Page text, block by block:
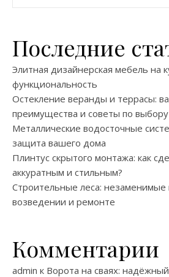
Последние
Элитная дизайнерская мебель на
функциональность
Остекление веранды и террасы:
преимущества и советы по выбору
Металлические водосточные
защита вашего дома
Плинтус скрытого монтажа: как
аккуратным и стильным?
Строительные леса:
возведении и ремонте
Комментарии
admin к Ворота на сваях: